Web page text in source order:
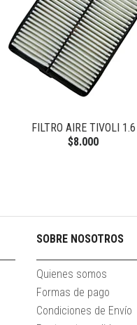
FILTRO AIRE TIVOLI 1.6
$8.000
SOBRE NOSOTROS
Quienes somos
Formas de pago
Condiciones de Envío